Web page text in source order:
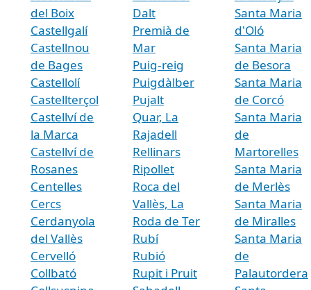
del Boix
Castellgalí
Castellnou
de Bages
Castellolí
Castellterçol
Castellví de
la Marca
Castellví de
Rosanes
Centelles
Cercs
Cerdanyola
del Vallès
Cervelló
Collbató
Dalt
Premià de
Mar
Puig-reig
Puigdàlber
Pujalt
Quar, La
Rajadell
Rellinars
Ripollet
Roca del
Vallès, La
Roda de Ter
Rubí
Rubió
Rupit i Pruit
Santa Maria
d'Oló
Santa Maria
de Besora
Santa Maria
de Corcó
Santa Maria
de
Martorelles
Santa Maria
de Merlès
Santa Maria
de Miralles
Santa Maria
de
Palautordera